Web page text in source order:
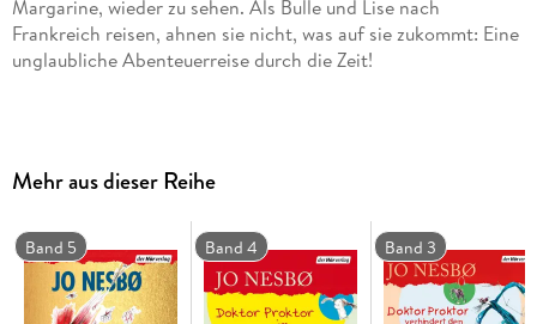
Margarine, wieder zu sehen. Als Bulle und Lise nach
Frankreich reisen, ahnen sie nicht, was auf sie zukommt: Eine
unglaubliche Abenteuerreise durch die Zeit!
ein Plädoyer für das Anderssein und die Freundschaft.
Mehr aus dieser Reihe
Band 5 Band 4 Band 3